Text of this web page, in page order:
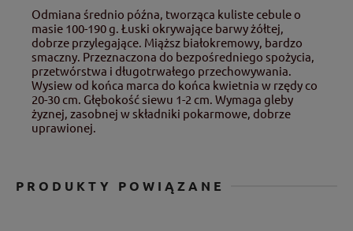
Odmiana średnio późna, tworząca kuliste cebule o
masie 100-190 g. Łuski okrywające barwy żółtej,
dobrze przylegające. Miąższ białokremowy, bardzo
smaczny. Przeznaczona do bezpośredniego spożycia,
przetwórstwa i długotrwałego przechowywania.
Wysiew od końca marca do końca kwietnia w rzędy co
20-30 cm. Głębokość siewu 1-2 cm. Wymaga gleby
żyznej, zasobnej w składniki pokarmowe, dobrze
uprawionej.
PRODUKTY POWIĄZANE